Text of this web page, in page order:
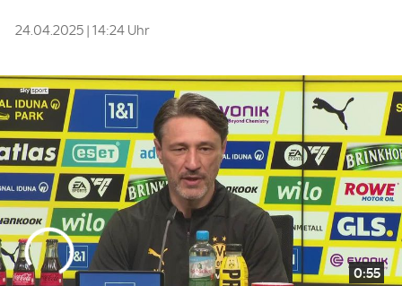
24.04.2025 | 14:24 Uhr
0:55